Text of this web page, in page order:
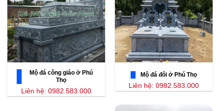
Mộ đá công giáo ở Phú
Thọ
Liên hệ: 0982.583.000
Mộ đá đôi ở Phú Thọ
Liên hệ: 0982.583.000